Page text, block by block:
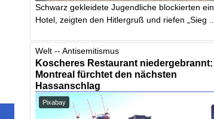
Schwarz gekleidete Jugendliche blockierten ein
Hotel, zeigten den Hitlergruß und riefen „Sieg ...
Welt -- Antisemitismus
Koscheres Restaurant niedergebrannt:
Montreal fürchtet den nächsten
Hassanschlag
Pixabay